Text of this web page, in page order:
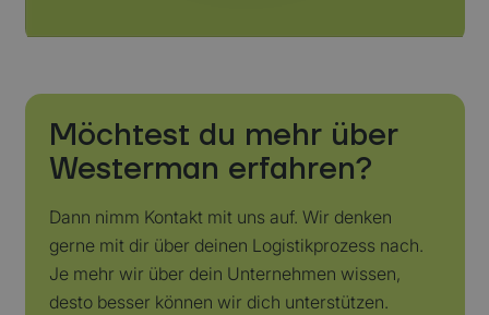
Direkter Kontakt
Möchtest du mehr über
Westerman erfahren?
Dann nimm Kontakt mit uns auf. Wir denken
gerne mit dir über deinen Logistikprozess nach.
Je mehr wir über dein Unternehmen wissen,
desto besser können wir dich unterstützen.